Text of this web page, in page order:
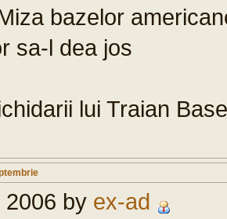
bazelor
sa-l dea jos
lui Traian
2006 by ex-ad